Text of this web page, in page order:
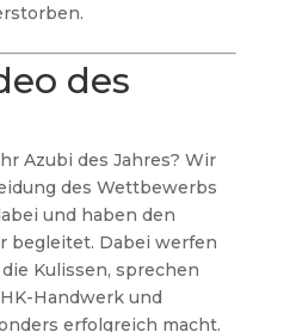
des
Azubi des Jahres? Wir
des Wettbewerbs
und haben den
begleitet. Dabei werfen
Kulissen, sprechen
Handwerk und
erfolgreich macht.